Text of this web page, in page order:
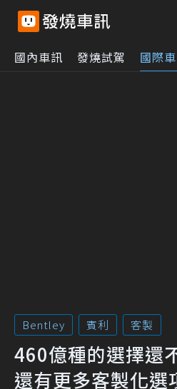
國內車訊 發燒試駕 國際
Bentley 賓利 客製
460億種的選擇還
還有更多客製化選